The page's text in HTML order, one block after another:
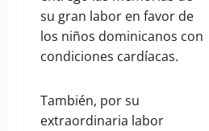
su gran labor en favor de
los niños dominicanos con
condiciones cardíacas.
También, por su
extraordinaria labor